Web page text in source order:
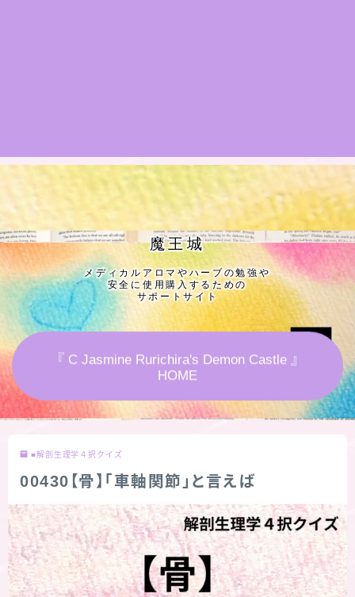
公式ウェブサイト『Botanical Study』
Cジャスミン瑠璃地楽の主な活動先リンク集
プロフィール
アロマハーブアンケート
おすすめ商品＆レビュー
★スペシャルアロマハーブ４択クイズ (kindle出
お問い合わせ
サイトマップ
魔王城
メディカルアロマやハーブの勉強や
安全に使用購入するための
サポートサイト
『 C Jasmine Rurichira's Demon Castle 』
HOME
■解剖生理学４択クイズ
00430【骨】「車軸関節」と言えば